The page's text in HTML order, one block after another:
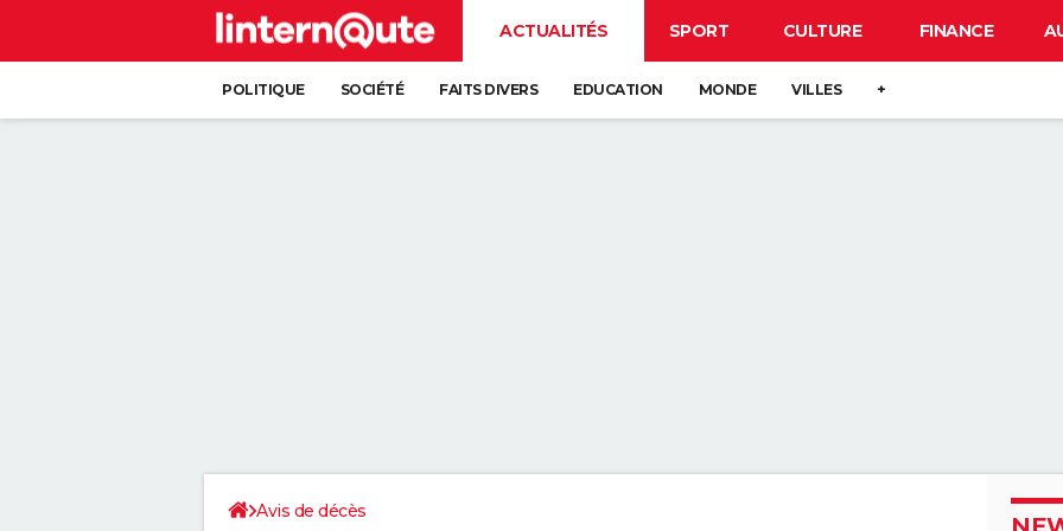
ACTUALITÉS SPORT CULTURE FINANCE
POLITIQUE SOCIÉTÉ FAITS DIVERS EDUCATION MONDE VILLES +
Avis de décès